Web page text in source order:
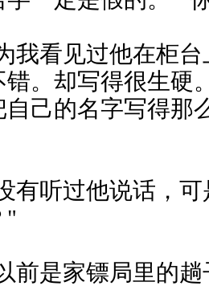
我看见过他在柜台
错。却写得很生硬
自己的名字写得那
有听过他说话，可
"
前是家镖局里的趟